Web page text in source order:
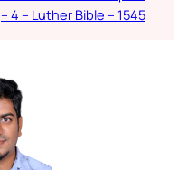
– 4 – Luther Bible – 1545